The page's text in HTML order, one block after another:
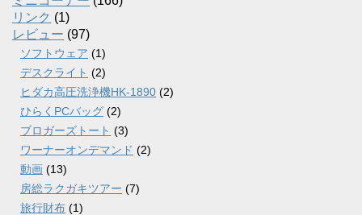
リンク (1)
レビュー (97)
ソフトウェア (1)
デスクライト (2)
ヒダカ高圧洗浄機HK-1890 (2)
ひらくPCバッグ (2)
ブロガーズトート (3)
ワーナーオンデマンド (2)
動画 (13)
房総ラクガキツアー (7)
旅行財布 (1)